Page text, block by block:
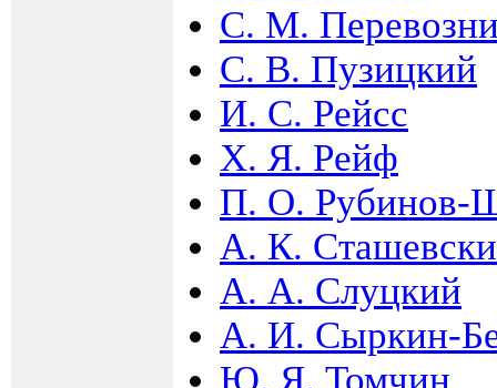
С. М.
С. В. Пузицкий
И. С. Рейсс
Х. Я. Рейф
П. О. Рубинов-
А. К.
А. А. Слуцкий
А. И. Сыркин-
Ю. Я. Томчин